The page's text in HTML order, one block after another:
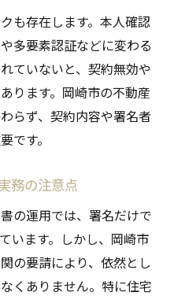
も存在します。本人確認
多要素認証などに変わる
ていないと、契約無効や
ります。岡崎市の不動産
らず、契約内容や署名者
です。
務の注意点
の運用では、署名だけで
います。しかし、岡崎市
の要請により、依然とし
くありません。特に住宅